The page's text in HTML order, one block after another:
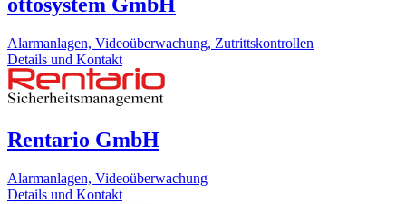
ottosystem GmbH
Alarmanlagen, Videoüberwachung, Zutrittskontrollen
Details und Kontakt
Rentario GmbH
Alarmanlagen, Videoüberwachung
Details und Kontakt